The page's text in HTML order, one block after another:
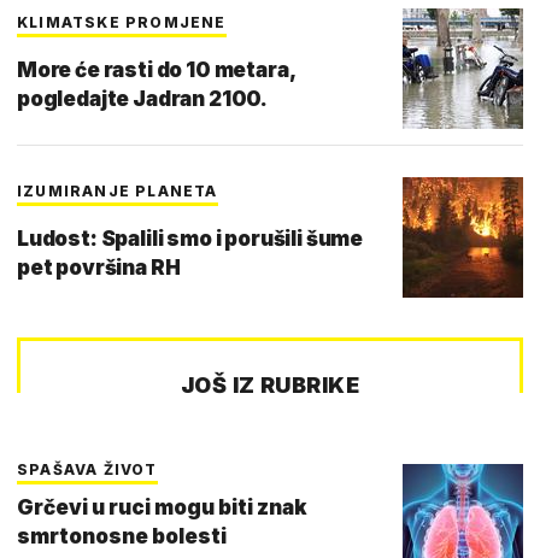
KLIMATSKE PROMJENE
More će rasti do 10 metara,
pogledajte Jadran 2100.
IZUMIRANJE PLANETA
Ludost: Spalili smo i porušili šume
pet površina RH
JOŠ IZ RUBRIKE
SPAŠAVA ŽIVOT
Grčevi u ruci mogu biti znak
smrtonosne bolesti